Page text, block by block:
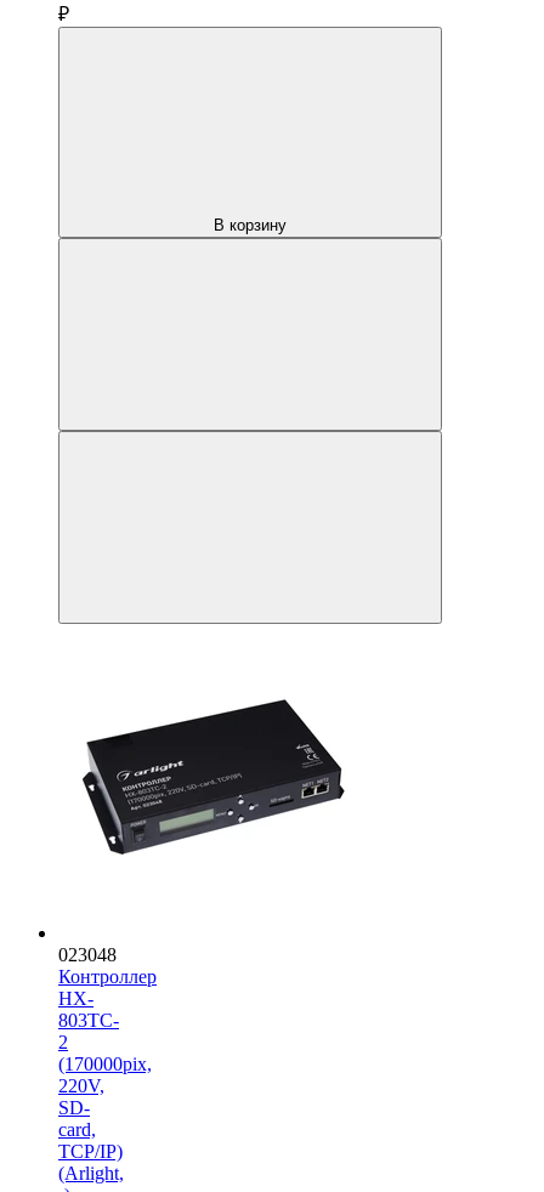
₽
В корзину
023048
Контроллер
HX-
803TC-
2
(170000pix,
220V,
SD-
card,
TCP/IP)
(Arlight,